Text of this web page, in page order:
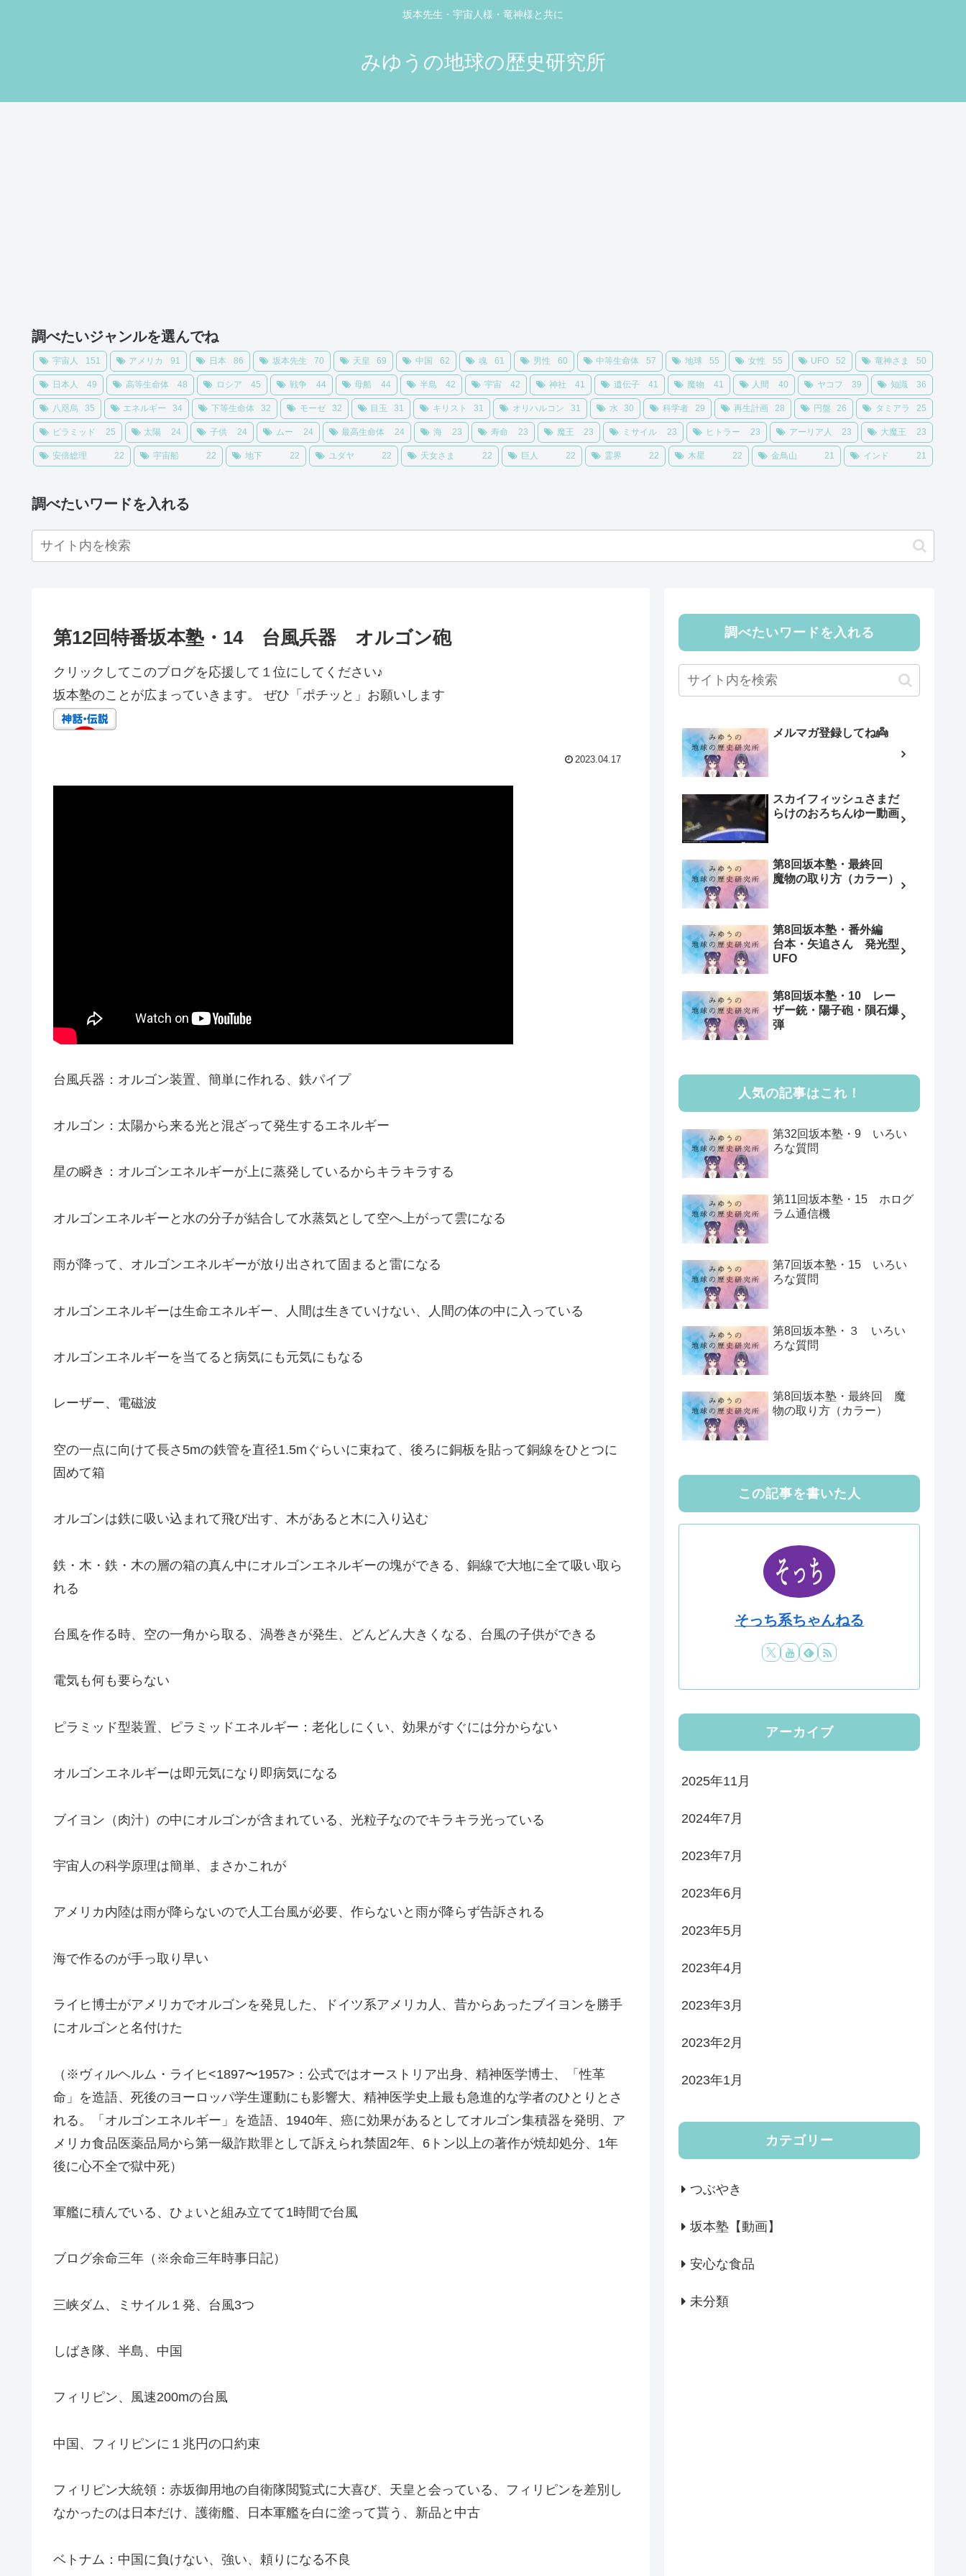
坂本先生・宇宙人様・竜神様と共に
みゆうの地球の歴史研究所
調べたいジャンルを選んでね
宇宙人 151 アメリカ 91 日本 86 坂本先生 70 天皇 69 中国 62 魂 61 男性 60 中等生命体 57 地球 55 女性 55 UFO 52 竜神さま 50
日本人 49 高等生命体 48 ロシア 45 戦争 44 母船 44 半島 42 宇宙 42 神社 41 遺伝子 41 魔物 41 人間 40 ヤコフ 39 知識 36
八咫烏 35 エネルギー 34 下等生命体 32 モーゼ 32 目玉 31 キリスト 31 オリハルコン 31 水 30 科学者 29 再生計画 28 円盤 26 タミアラ 25
ピラミッド 25 太陽 24 子供 24 ムー 24 最高生命体 24 海 23 寿命 23 魔王 23 ミサイル 23 ヒトラー 23 アーリア人 23 大魔王 23
安倍総理 22 宇宙船 22 地下 22 ユダヤ 22 天女さま 22 巨人 22 霊界 22 木星 22 金鳥山 21 インド 21
調べたいワードを入れる
第12回特番坂本塾・14 台風兵器 オルゴン砲
クリックしてこのブログを応援して１位にしてください♪
坂本塾のことが広まっていきます。 ぜひ「ポチッと」お願いします
2023.04.17
台風兵器：オルゴン装置、簡単に作れる、鉄パイプ
オルゴン：太陽から来る光と混ざって発生するエネルギー
星の瞬き：オルゴンエネルギーが上に蒸発しているからキラキラする
オルゴンエネルギーと水の分子が結合して水蒸気として空へ上がって雲になる
雨が降って、オルゴンエネルギーが放り出されて固まると雷になる
オルゴンエネルギーは生命エネルギー、人間は生きていけない、人間の体の中に入っている
オルゴンエネルギーを当てると病気にも元気にもなる
レーザー、電磁波
空の一点に向けて長さ5mの鉄管を直径1.5mぐらいに束ねて、後ろに銅板を貼って銅線をひとつに
固めて箱
オルゴンは鉄に吸い込まれて飛び出す、木があると木に入り込む
鉄・木・鉄・木の層の箱の真ん中にオルゴンエネルギーの塊ができる、銅線で大地に全て吸い取ら
れる
台風を作る時、空の一角から取る、渦巻きが発生、どんどん大きくなる、台風の子供ができる
電気も何も要らない
ピラミッド型装置、ピラミッドエネルギー：老化しにくい、効果がすぐには分からない
オルゴンエネルギーは即元気になり即病気になる
ブイヨン（肉汁）の中にオルゴンが含まれている、光粒子なのでキラキラ光っている
宇宙人の科学原理は簡単、まさかこれが
アメリカ内陸は雨が降らないので人工台風が必要、作らないと雨が降らず告訴される
海で作るのが手っ取り早い
ライヒ博士がアメリカでオルゴンを発見した、ドイツ系アメリカ人、昔からあったブイヨンを勝手
にオルゴンと名付けた
（※ヴィルヘルム・ライヒ<1897〜1957>：公式ではオーストリア出身、精神医学博士、「性革
命」を造語、死後のヨーロッパ学生運動にも影響大、精神医学史上最も急進的な学者のひとりとさ
れる。「オルゴンエネルギー」を造語、1940年、癌に効果があるとしてオルゴン集積器を発明、ア
メリカ食品医薬品局から第一級詐欺罪として訴えられ禁固2年、6トン以上の著作が焼却処分、1年
後に心不全で獄中死）
軍艦に積んでいる、ひょいと組み立てて1時間で台風
ブログ余命三年（※余命三年時事日記）
三峡ダム、ミサイル１発、台風3つ
しばき隊、半島、中国
フィリピン、風速200mの台風
中国、フィリピンに１兆円の口約束
フィリピン大統領：赤坂御用地の自衛隊閲覧式に大喜び、天皇と会っている、フィリピンを差別し
なかったのは日本だけ、護衛艦、日本軍艦を白に塗って貰う、新品と中古
ベトナム：中国に負けない、強い、頼りになる不良
調べたいワードを入れる
メルマガ登録してね👼
スカイフィッシュさまだ
らけのおろちんゆー動画
第8回坂本塾・最終回
魔物の取り方（カラー）
第8回坂本塾・番外編
台本・矢追さん 発光型
UFO
第8回坂本塾・10 レー
ザー銃・陽子砲・隕石爆
弾
人気の記事はこれ！
第32回坂本塾・9 いろい
ろな質問
第11回坂本塾・15 ホログ
ラム通信機
第7回坂本塾・15 いろい
ろな質問
第8回坂本塾・３ いろい
ろな質問
第8回坂本塾・最終回 魔
物の取り方（カラー）
この記事を書いた人
そっち系ちゃんねる
アーカイブ
2025年11月
2024年7月
2023年7月
2023年6月
2023年5月
2023年4月
2023年3月
2023年2月
2023年1月
カテゴリー
つぶやき
坂本塾【動画】
安心な食品
未分類